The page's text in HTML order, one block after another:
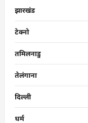
झारखंड
टेक्नो
तमिलनाडु
तेलंगाना
दिल्ली
धर्म